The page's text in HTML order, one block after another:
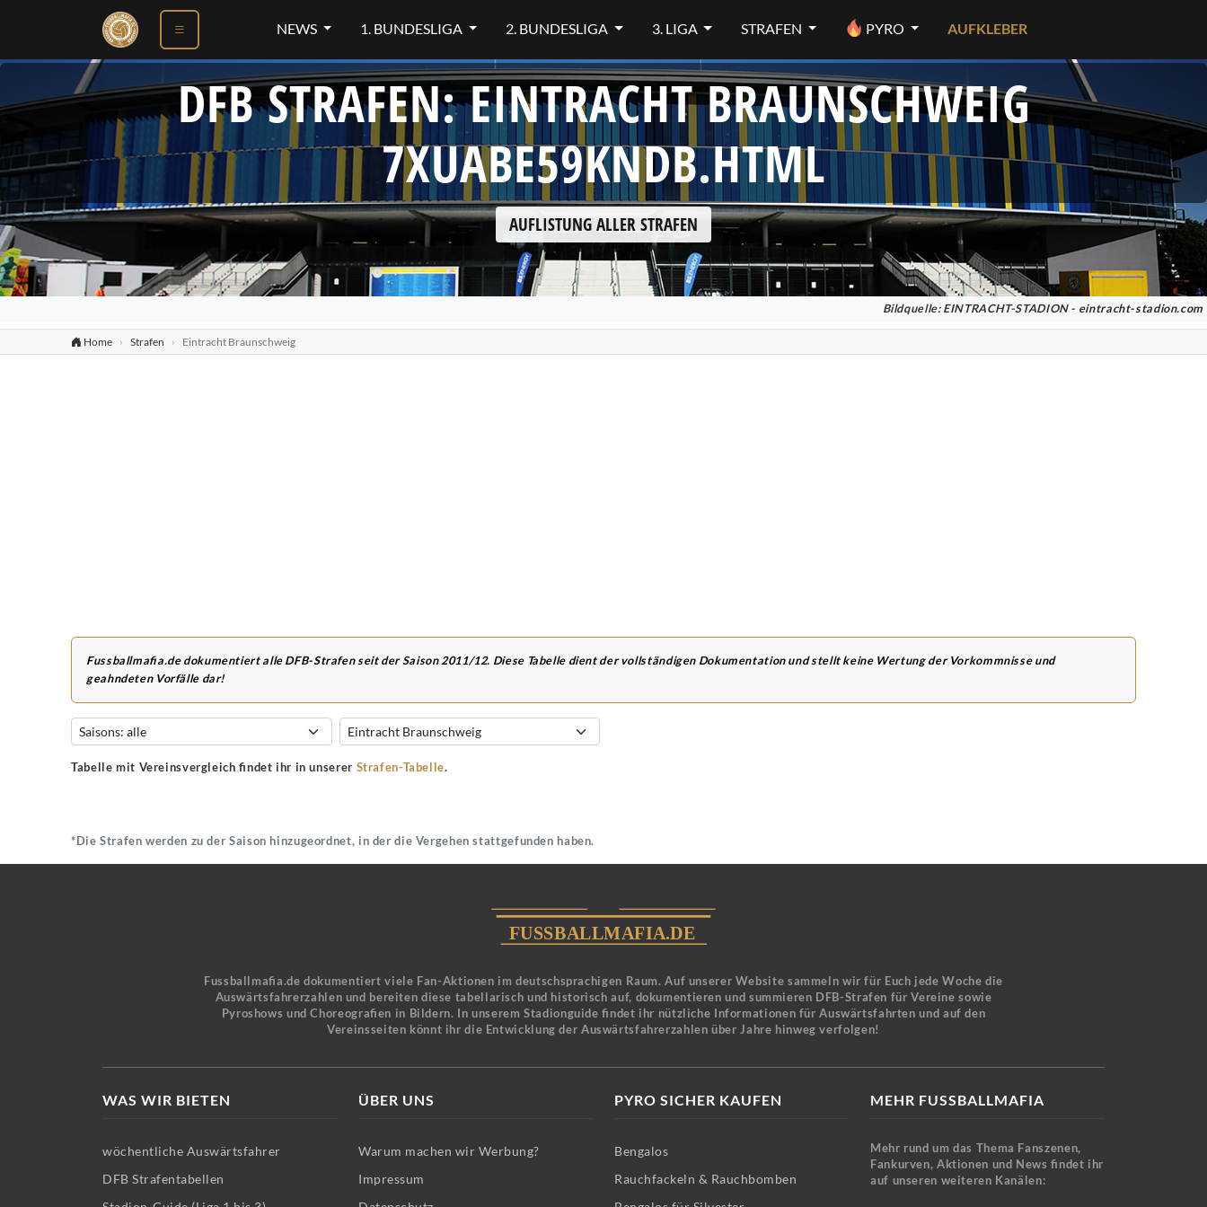
NEWS 1. BUNDESLIGA 2. BUNDESLIGA 3. LIGA STRAFEN PYRO AUFKLEBER
DFB STRAFEN: EINTRACHT BRAUNSCHWEIG
7XUABE59KNDB.HTML
AUFLISTUNG ALLER STRAFEN
Bildquelle: EINTRACHT-STADION - eintracht-stadion.com
Home Strafen Eintracht Braunschweig
Fussballmafia.de dokumentiert alle DFB-Strafen seit der Saison 2011/12. Diese Tabelle dient der vollständigen Dokumentation und stellt keine Wertung der Vorkommnisse und
geahndeten Vorfälle dar!
Tabelle mit Vereinsvergleich findet ihr in unserer Strafen-Tabelle.
*Die Strafen werden zu der Saison hinzugeordnet, in der die Vergehen stattgefunden haben.
Fussballmafia.de dokumentiert viele Fan-Aktionen im deutschsprachigen Raum. Auf unserer Website sammeln wir für Euch jede Woche die
Auswärtsfahrerzahlen und bereiten diese tabellarisch und historisch auf, dokumentieren und summieren DFB-Strafen für Vereine sowie
Pyroshows und Choreografien in Bildern. In unserem Stadionguide findet ihr nützliche Informationen für Auswärtsfahrten und auf den
Vereinsseiten könnt ihr die Entwicklung der Auswärtsfahrerzahlen über Jahre hinweg verfolgen!
WAS WIR BIETEN
wöchentliche Auswärtsfahrer
DFB Strafentabellen
ÜBER UNS
Warum machen wir Werbung?
Impressum
PYRO SICHER KAUFEN
Bengalos
Rauchfackeln & Rauchbomben
MEHR FUSSBALLMAFIA
Mehr rund um das Thema Fanszenen,
Fankurven, Aktionen und News findet ihr
auf unseren weiteren Kanälen: